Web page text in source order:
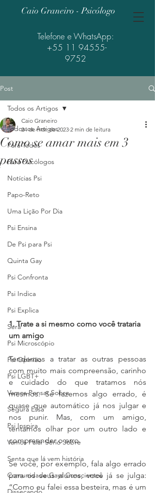
Caio Graneiro - Psicólogo
Telefone e WhatsApp:
+55 11 94555-
9752
Post
Todos os Artigos
Para Todos
Para Psicólogos
Notícias Psi
Papo-Reto
Uma Lição Por Dia
Psi Ensina
De Psi para Psi
Quinta Gay
Psi Confronta
Psi Indica
Psi Explica
Será
Psi Microscópio
Psi Opinião
Psi LGBT+
Vamos Pensar Sobre
Segura Essa
Psi Inspira
Vamos Falar Sério Sobre
Senta que lá vem história
Comunidade Gays Conscientes
Todos os Artigos
Como se amar mais em 3
passos
Caio Graneiro
24 de mar. de 2023 2 min de leitura
1. Trate a si mesmo como você trataria
um amigo
Tendemos a tratar as outras pessoas
com muito mais compreensão, carinho
e cuidado do que tratamos nós
mesmos. Se fazemos algo errado, é
quase que automático já nos julgar e
nos punir. Mas, com um amigo,
tentamos olhar por um outro lado e
compreender o erro.
Se você, por exemplo, fala algo errado
para os seus alunos, você já se julga:
“Como eu falei essa besteira, mas é um